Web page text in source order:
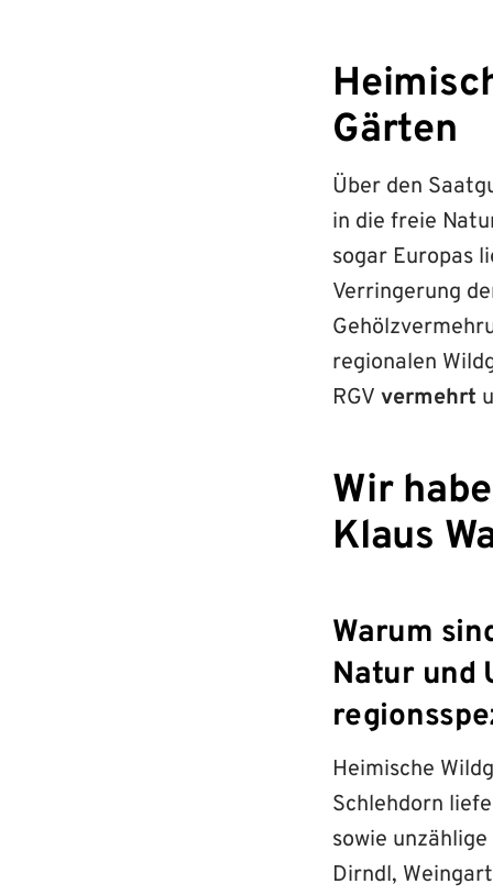
Gärten
Über den
in die freie
sogar Europas
Verringerung
regionalen
RGVvermehrt
Wir
Klaus
Warum
Natur und
Heimische
Schlehdorn
sowie
Dirndl,